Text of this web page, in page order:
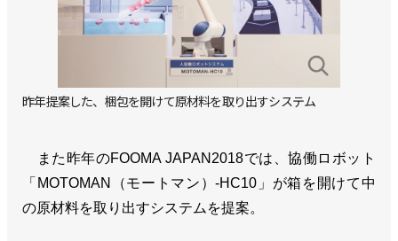
昨年提案した、梱包を開けて原材料を取り出すシステム
また昨年のFOOMA JAPAN2018では、協働ロボット
「MOTOMAN（モートマン）-HC10」が箱を開けて中
の原材料を取り出すシステムを提案。